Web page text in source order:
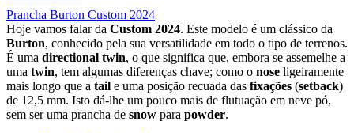
Prancha Burton Custom 2024
Hoje vamos falarda Custom 2024. Este modelo é um clássico da
Burton, conhecido pela sua versatilidade em todo o tipo de terrenos.
É uma directional twin, o que significa que, embora se assemelhe a
uma twin, tem algumas diferenças chave; como o nose ligeiramente
mais longo que a tail e uma posição recuada das fixações (setback)
de 12,5 mm. Isto dá-lhe um pouco mais de flutuação em neve pó,
sem seruma prancha de snow para powder.